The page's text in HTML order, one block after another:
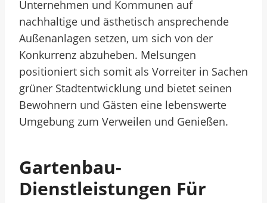
Unternehmen und Kommunen auf
nachhaltige und ästhetisch ansprechende
Außenanlagen setzen, um sich von der
Konkurrenz abzuheben. Melsungen
positioniert sich somit als Vorreiter in Sachen
grüner Stadtentwicklung und bietet seinen
Bewohnern und Gästen eine lebenswerte
Umgebung zum Verweilen und Genießen.
Gartenbau-
Dienstleistungen Für